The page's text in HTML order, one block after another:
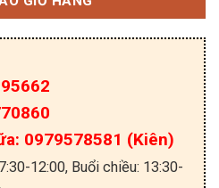
0979578581 (Kiên)
12:00, Buổi chiều: 13:30-